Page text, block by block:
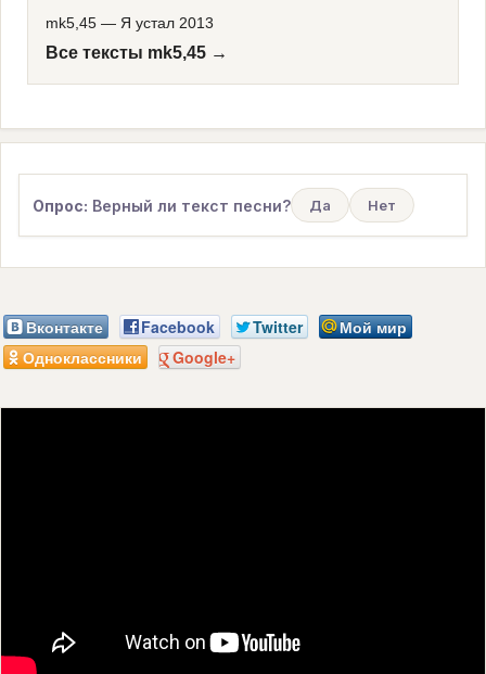
mk5,45 — Я устал 2013
Все тексты mk5,45 →
Опрос: Верный ли текст песни? Да Нет
Вконтакте Facebook Twitter
Мой мир
Одноклассники
Google+